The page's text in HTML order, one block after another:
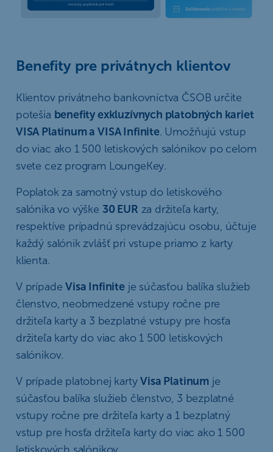
Benefity pre privátnych klientov
Klientov privátneho bankovníctva ČSOB určite
potešia benefity exkluzívnych platobných kariet
VISA Platinum a VISA Infinite. Umožňujú vstup
do viac ako 1 500 letiskových salónikov po celom
svete cez program LoungeKey.
Poplatok za samotný vstup do letiskového
salónika vo výške 30 EUR za držiteľa karty,
respektíve prípadnú sprevádzajúcu osobu, účtuje
každý salónik zvlášť pri vstupe priamo z karty
klienta.
V prípadeVisa Infiniteje súčasťou balíka služieb
členstvo, neobmedzené vstupy ročne pre
držiteľa karty a 3 bezplatné vstupy pre hosťa
držiteľa karty do viac ako 1 500 letiskových
salónikov.
V prípade platobnej kartyVisa Platinum je
súčasťou balíka služieb členstvo, 3 bezplatné
vstupy ročne pre držiteľa karty a 1 bezplatný
vstup pre hosťa držiteľa karty do viac ako 1 500